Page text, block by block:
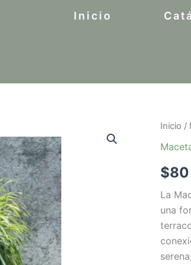
Inicio
Inicio /
$80
La
una